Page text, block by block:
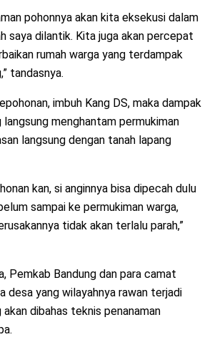
pohonnya akan kita eksekusi dalam
saya dilantik. Kita juga akan percepat
rumah warga yang terdampak
tandasnya.
imbuh Kang DS, maka dampak
menghantam permukiman
langsung dengan tanah lapang
kan, si anginnya bisa dipecah dulu
sampai ke permukiman warga,
tidak akan terlalu parah,”
Pemkab Bandung dan para camat
desa yang wilayahnya rawan terjadi
dibahas teknis penanaman